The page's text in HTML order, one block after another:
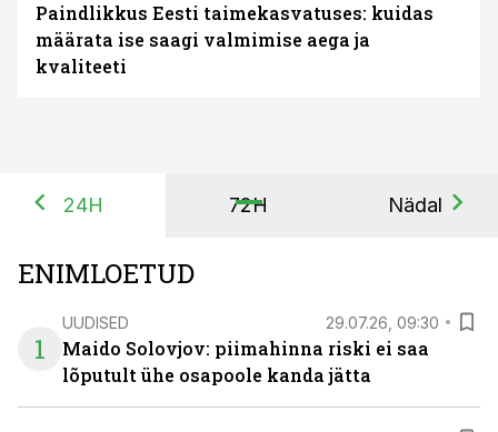
Paindlikkus Eesti taimekasvatuses: kuidas
määrata ise saagi valmimise aega ja
kvaliteeti
24H 72H Nädal
ENIMLOETUD
1
UUDISED 29.07.26, 09:30
Maido Solovjov: piimahinna riski ei saa
lõputult ühe osapoole kanda jätta